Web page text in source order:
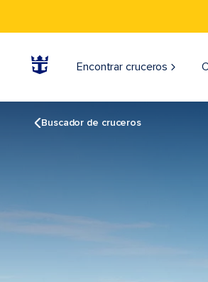
Encontrar cruceros
Buscador de cruceros